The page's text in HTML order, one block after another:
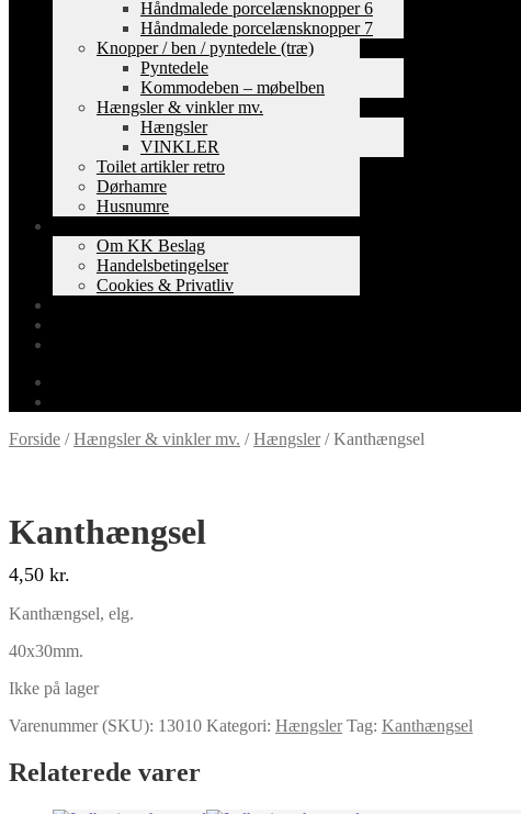
Håndmalede porcelænsknopper 6
Håndmalede porcelænsknopper 7
Knopper / ben / pyntedele (træ)
Pyntedele
Kommodeben – møbelben
Hængsler & vinkler mv.
Hængsler
VINKLER
Toilet artikler retro
Dørhamre
Husnumre
Om KK Beslag
Handelsbetingelser
Cookies & Privatliv
Forside /Hængsler & vinkler mv. /Hængsler/Kanthængsel
Kanthængsel
4,50 kr.
Kanthængsel, elg.
40x30mm.
Ikke på lager
Varenummer (SKU): 13010 Kategori: Hængsler Tag: Kanthængsel
Relaterede varer